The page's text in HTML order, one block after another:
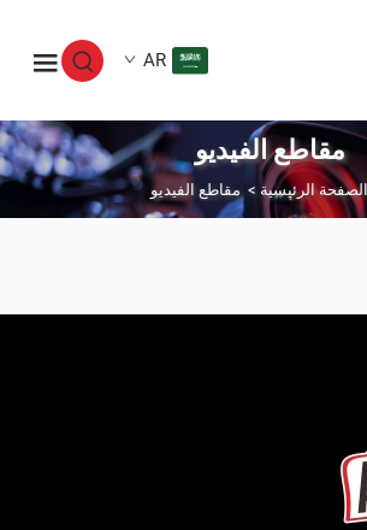
AR
مقاطع الفيديو
الصفحة الرئيسية > مقاطع الفيديو